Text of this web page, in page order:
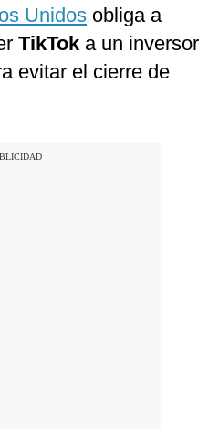
Unidos obliga a
TikTok a un inversor
evitar el cierre de